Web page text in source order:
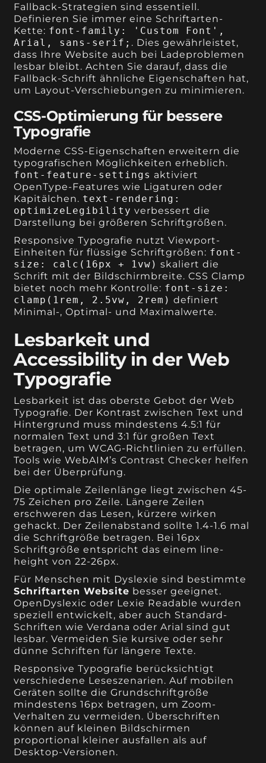
Fallback-Strategien sind essentiell.
Definieren Sie immer eine Schriftarten-
Kette: font-family: 'Custom Font',
Arial, sans-serif; . Dies gewährleistet,
dass Ihre Website auch bei Ladeproblemen
lesbar bleibt. Achten Sie darauf, dass die
Fallback-Schrift ähnliche Eigenschaften hat,
um Layout-Verschiebungen zu minimieren.
CSS-Optimierung für bessere
Typografie
Moderne CSS-Eigenschaften erweitern die
typografischen Möglichkeiten erheblich.
font-feature-settings aktiviert
OpenType-Features wie Ligaturen oder
Kapitälchen. text-rendering:
optimizeLegibility verbessert die
Darstellung bei größeren Schriftgrößen.
Responsive Typografie nutzt Viewport-
Einheiten für flüssige Schriftgrößen: font-
size: calc(16px + 1vw) skaliert die
Schrift mit der Bildschirmbreite. CSS Clamp
bietet noch mehr Kontrolle: font-size:
clamp(1rem, 2.5vw, 2rem) definiert
Minimal-, Optimal- und Maximalwerte.
Lesbarkeit und
Accessibility in der Web
Typografie
Lesbarkeit ist das oberste Gebot der Web
Typografie. Der Kontrast zwischen Text und
Hintergrund muss mindestens 4.5:1 für
normalen Text und 3:1 für großen Text
betragen, um WCAG-Richtlinien zu erfüllen.
Tools wie WebAIM’s Contrast Checker helfen
bei der Überprüfung.
Die optimale Zeilenlänge liegt zwischen 45-
75 Zeichen pro Zeile. Längere Zeilen
erschweren das Lesen, kürzere wirken
gehackt. Der Zeilenabstand sollte 1.4-1.6 mal
die Schriftgröße betragen. Bei 16px
Schriftgröße entspricht das einem line-
height von 22-26px.
Für Menschen mit Dyslexie sind bestimmte
Schriftarten Website besser geeignet.
OpenDyslexic oder Lexie Readable wurden
speziell entwickelt, aber auch Standard-
Schriften wie Verdana oder Arial sind gut
lesbar. Vermeiden Sie kursive oder sehr
dünne Schriften für längere Texte.
Responsive Typografie berücksichtigt
verschiedene Leseszenarien. Auf mobilen
Geräten sollte die Grundschriftgröße
mindestens 16px betragen, um Zoom-
Verhalten zu vermeiden. Überschriften
können auf kleinen Bildschirmen
proportional kleiner ausfallen als auf
Desktop-Versionen.